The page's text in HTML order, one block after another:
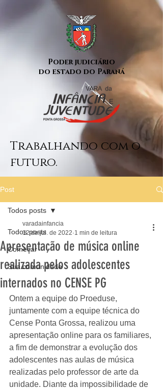
Poder judiciário
do estado do Paraná
Trabalhando com o
futuro.
Post
Todos posts
Começar
Sua comunidade
Todos posts
Apresentação de música online
realizada pelos adolescentes
internados no CENSE PG
varadainfancia
12 de jul. de 2022 1 min de leitura
Ontem a equipe do Proeduse,
juntamente com a equipe técnica do
Cense Ponta Grossa, realizou uma
apresentação online para os familiares,
a fim de demonstrar a evolução dos
adolescentes nas aulas de música
realizadas pelo professor de arte da
unidade. Diante da impossibilidade de